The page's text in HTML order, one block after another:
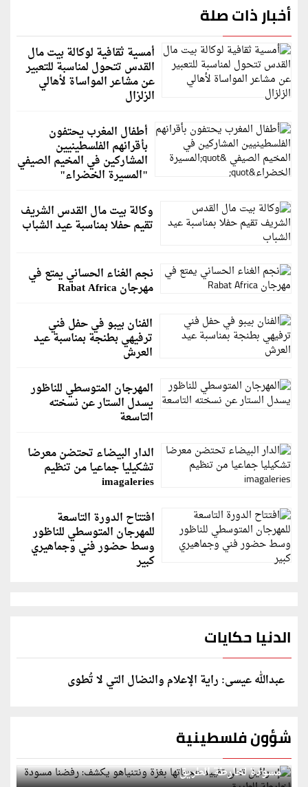
أخبار ذات صلة
أمسية ثقافية لوكالة بيت مال
القدس تتحول لمناسبة للتعبير
عن مشاعر المواساة لأهالي
الزلزال
أطفال المغرب يحتفون
بأقرانهم الفلسطينيين
المشاركين في المخيم الصيفي
"المسيرة الخضراء"
وكالة بيت مال القدس الشريف
تقيم حفلا بمناسبة عيد الشباب
نجم الغناء الحساني يمتع في
مهرجان Rabat Africa
الفنان بيبو في حفل فني
ترفيهي بطنجة بمناسبة عيد
العرش
المهرجان المتوسطي للناظور
يسدل الستار عن نسخته
التاسعة
الدار البيضاء تحتضن معرضا
تشكيليا جماعيا من تنظيم
imagaleries
افتتاح الدورة التاسعة
للمهرجان المتوسطي للناظور
وسط حضور فني وجماهيري
كبير
الدنيا حكايات
عبدالله عيسى: راية الإعلام والنضال التي لا تُطوى
شؤون فلسطينية
إسرائيل تعلن تقييد هجماتها بغزة ونتنياهو يكشف: رفضنا
مسودة لخارطة الطريق